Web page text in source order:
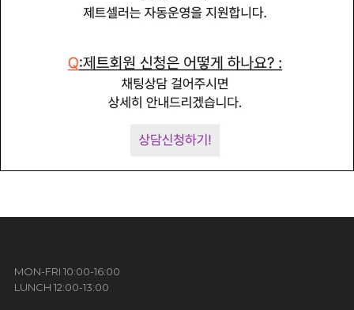
MON-FRI 10:00-16:00
LUNCH 12:00-13:00